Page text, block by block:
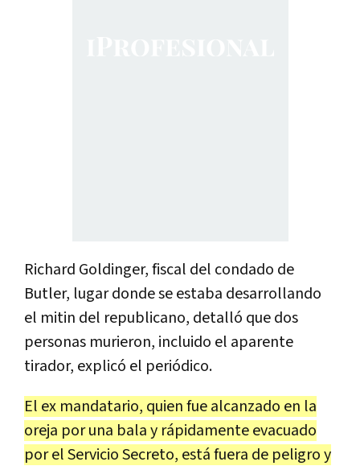
Richard Goldinger, fiscal del condado de
Butler, lugar donde se estaba desarrollando
el mitin del republicano, detalló que dos
personas murieron, incluido el aparente
tirador, explicó el periódico.
El ex mandatario, quien fue alcanzado en la
oreja por una bala y rápidamente evacuado
por el Servicio Secreto, está fuera de peligro y